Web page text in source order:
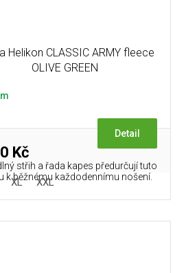
Helikon CLASSIC ARMY fleece
OLIVE GREEN
Kč
Detail
střih a řada kapes předurčují tuto
k běžnému každodennímu nošení.
XL XXL